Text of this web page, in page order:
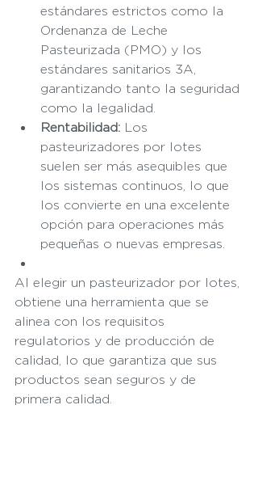
estándares estrictos como la
Ordenanza de Leche
Pasteurizada (PMO) y los
estándares sanitarios 3A,
garantizando tanto la seguridad
como la legalidad.
Rentabilidad: Los
pasteurizadores por lotes
suelen ser más asequibles que
los sistemas continuos, lo que
los convierte en una excelente
opción para operaciones más
pequeñas o nuevas empresas.
Al elegir un pasteurizador por lotes,
obtiene una herramienta que se
alinea con los requisitos
regulatorios y de producción de
calidad, lo que garantiza que sus
productos sean seguros y de
primera calidad.